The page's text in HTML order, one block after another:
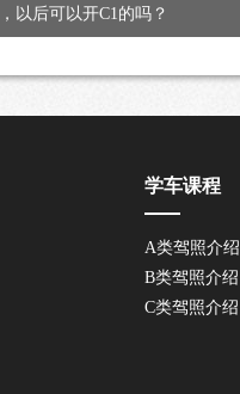
以后可以开C1的吗？
学车课程
A类驾照介绍
B类驾照介绍
C类驾照介绍